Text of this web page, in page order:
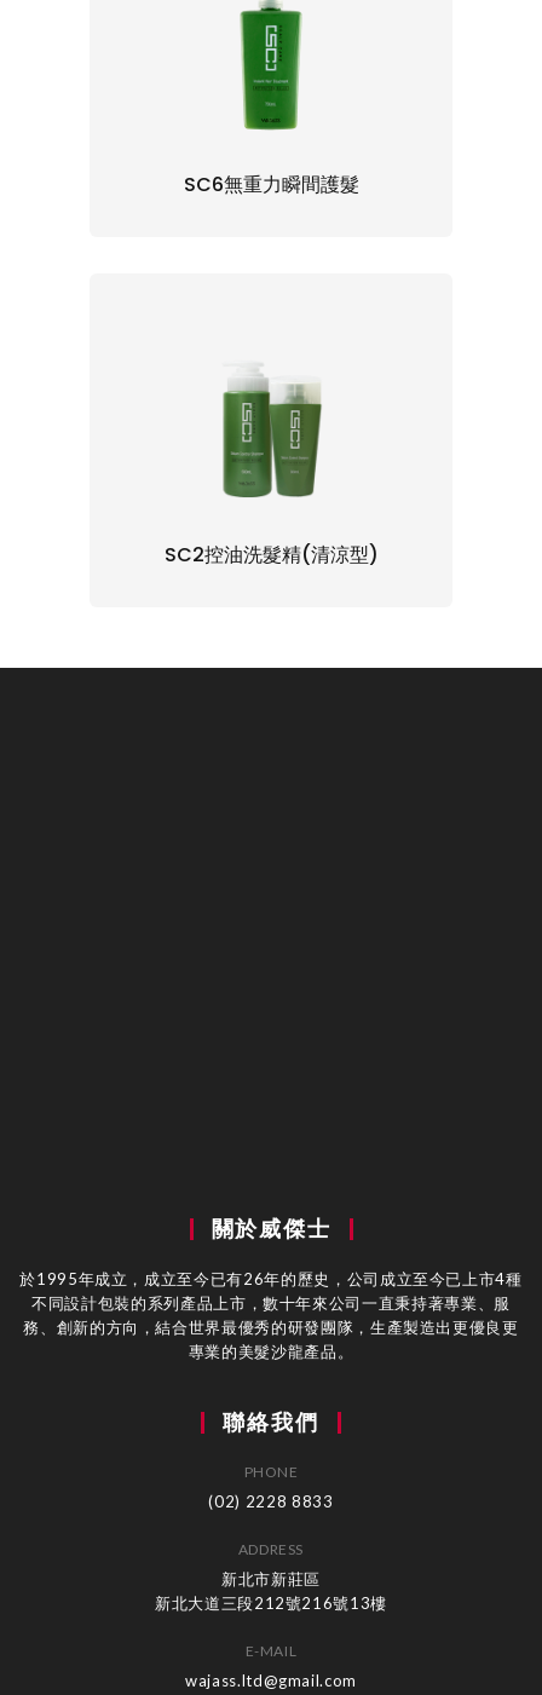
SC6無重力瞬間護髮
SC2控油洗髮精(清涼型)
關於威傑士
於1995年成立，成立至今已有26年的歷史，公司成立至今已上市4種
不同設計包裝的系列產品上市，數十年來公司一直秉持著專業、服
務、創新的方向，結合世界最優秀的研發團隊，生產製造出更優良更
專業的美髮沙龍產品。
聯絡我們
PHONE
(02) 2228 8833
ADDRESS
新北市新莊區
新北大道三段212號216號13樓
E-MAIL
wajass.ltd@gmail.com